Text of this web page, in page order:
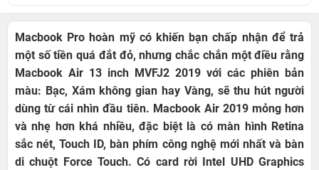
Macbook Pro hoàn mỹ có khiến bạn chấp nhận để trả
một số tiền quá đắt đỏ, nhưng chắc chắn một điều rằng
Macbook Air 13 inch MVFJ2 2019 với các phiên bản
màu: Bạc, Xám không gian hay Vàng, sẽ thu hút người
dùng từ cái nhìn đầu tiên. Macbook Air 2019 mỏng hơn
và nhẹ hơn khá nhiều, đặc biệt là có màn hình Retina
sắc nét, Touch ID, bàn phím công nghệ mới nhất và bàn
di chuột Force Touch. Có card rời Intel UHD Graphics